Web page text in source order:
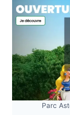
Parc